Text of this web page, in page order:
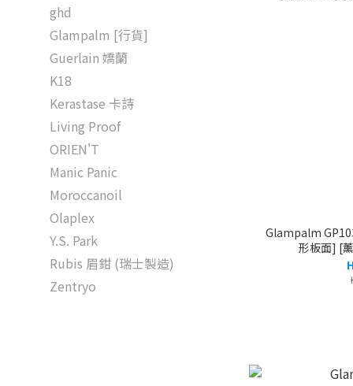
ghd
Glampalm [行貨]
Guerlain 嬌蘭
K18
Kerastase 卡詩
Living Proof
ORIEN'T
Manic Panic
Moroccanoil
Olaplex
Y.S. Park
Rubis 眉鉗 (瑞士製造)
Zentryo
Glampalm
形板面] [